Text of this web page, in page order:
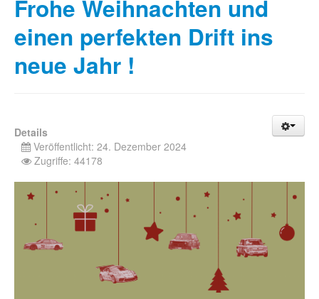
Frohe Weihnachten und
einen perfekten Drift ins
neue Jahr !
Details
Veröffentlicht: 24. Dezember 2024
Zugriffe: 44178